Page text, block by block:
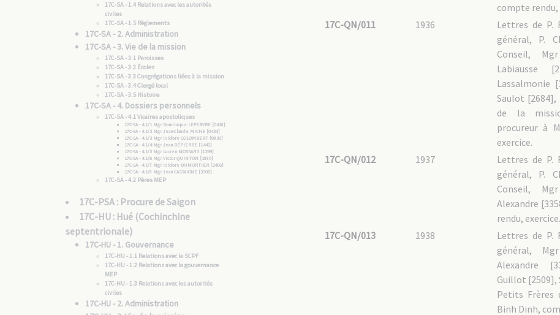
17C-SA - 1.4 Relations avec les autorités
civiles
17C-SA - 1.5 Règlements
17C-SA - 2. Administration
17C-SA - 3. Vie de la mission
17C-SA - 3.1 Paroisses
17C-SA - 3.2 Écoles
17C-SA - 3.3 Congrégations liées à la mission
17C-SA - 3.4 Clergé local
17C-SA - 3.5 Histoire
17C-SA - 4. Dossiers personnels
17C-SA - 4.1 Vicaires apostoliques
17C-SA - 4.1/1 Mgr Dominique LEFEBVRE [0418]
17C-SA - 4.1/2 Mgr Jean-Claude MICHE [0423]
17C-SA - 4.1/3 Mgr Isidore COLOMBERT [0830]
17C-SA - 4.1/4 Mgr Jean DÉPIERRE [1442]
17C-SA - 4.1/5 Mgr Lucien MOSSARD [1299]
17C-SA - 4.1/6 Mgr Victor QUINTON [1880]
17C-SA - 4.1/7 Mgr Isidore DUMORTIER [2406]
17C-SA - 4.1/8 Mgr Jean CASSAIGNE [3300]
17C-SA - 4.2 Pères MEP
17C-PSA : Procure de Saigon
17C-HU : Hué (Cochinchine
septentrionale)
17C-HU - 1. Gouvernance
17C-HU - 1.1 Relations avec la SCPF
17C-HU - 1.2 Relations avec la gouvernance
MEP
17C-HU - 1.3 Relations avec les autorités
civiles
17C-HU - 2. Administration
compte rendu,
17C-QN/011
1936
Lettres de P.
général, P.
Conseil,
Labiausse
Lassalmonie
Saulot [2684],
de la
procureur à
exercice.
17C-QN/012
1937
Lettres de P.
général, P.
Conseil,
Alexandre
rendu, exercice.
17C-QN/013
1938
Lettres de P.
général,
Alexandre
Guillot [2509],
Petits Frères
Binh Dinh,